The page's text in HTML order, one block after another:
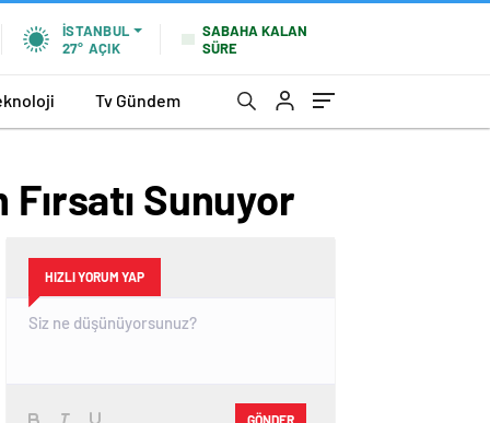
İSTANBUL
27° AÇIK
SABAHA KALAN
SÜRE
Tv Gündem
Sunuyor
HIZLI YORUM YAP
GÖNDER